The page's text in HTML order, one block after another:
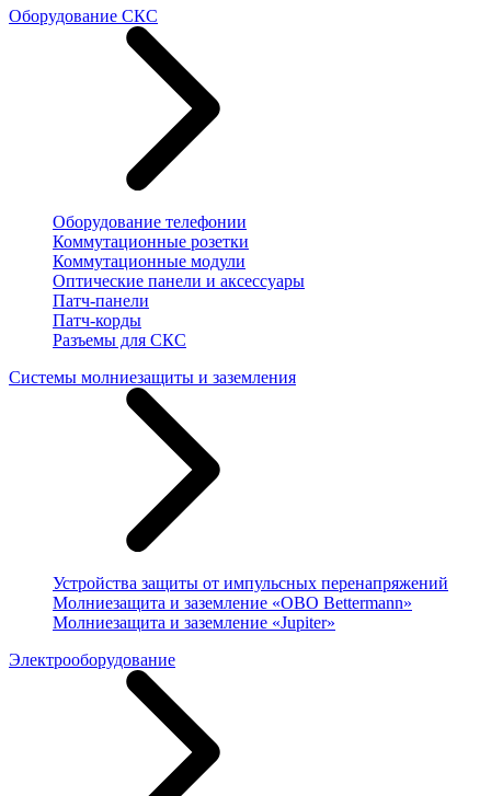
Оборудование СКС
Оборудование телефонии
Коммутационные розетки
Коммутационные модули
Оптические панели и аксессуары
Патч-панели
Патч-корды
Разъемы для СКС
Системы молниезащиты и заземления
Устройства защиты от импульсных перенапряжений
Молниезащита и заземление «OBO Bettermann»
Молниезащита и заземление «Jupiter»
Электрооборудование